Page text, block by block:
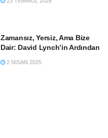
Zamansız, Yersiz, Ama Bize
Dair: David Lynch’in Ardından
2 NISAN 2025